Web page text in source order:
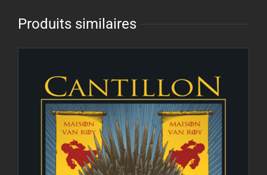
Produits similaires